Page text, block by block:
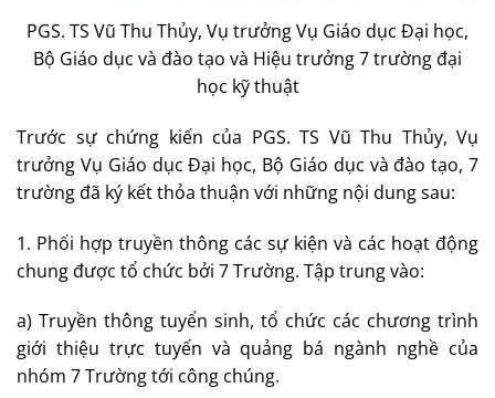
PGS. TS Vũ Thu Thủy, Vụ trưởng Vụ Giáo dục Đại học,
Bộ Giáo dục và đào tạo và Hiệu trưởng 7 trường đại
học kỹ thuật
Trước sự chứng kiến của PGS. TS Vũ Thu Thủy, Vụ
trưởng Vụ Giáo dục Đại học, Bộ Giáo dục và đào tạo, 7
trường đã ký kết thỏa thuận với những nội dung sau:
1. Phối hợp truyền thông các sự kiện và các hoạt động
chung được tổ chức bởi 7 Trường. Tập trung vào:
a) Truyền thông tuyển sinh, tổ chức các chương trình
giới thiệu trực tuyến và quảng bá ngành nghề của
nhóm 7 Trường tới công chúng.